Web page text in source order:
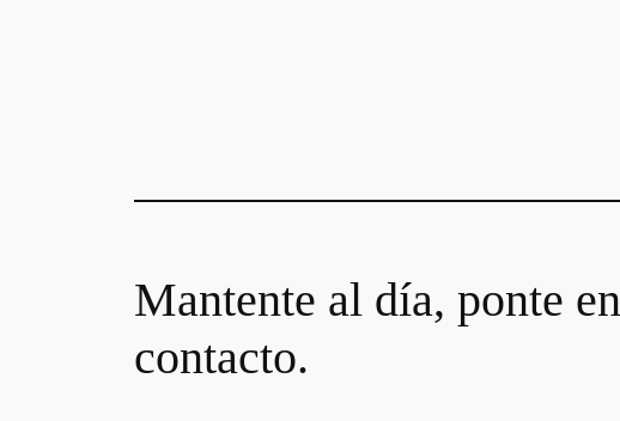
Mantente al día, ponte en
contacto.